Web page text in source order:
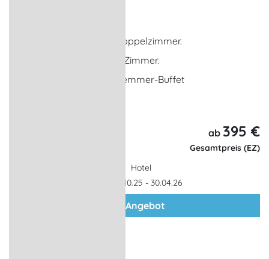
2 x Übernachtung im Doppelzimmer.
Kleiner Gruß auf Ihrem Zimmer.
2 x Frühstück vom Schlemmer-Buffet
ab 395 €
Gesamtpreis (EZ)
Hotel
Gültigkeit: 01.10.25 - 30.04.26
zum Angebot